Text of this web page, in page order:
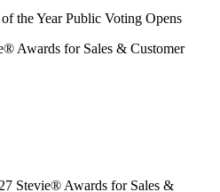
the Year Public Voting Opens
Awards for Sales & Customer
Stevie® Awards for Sales &